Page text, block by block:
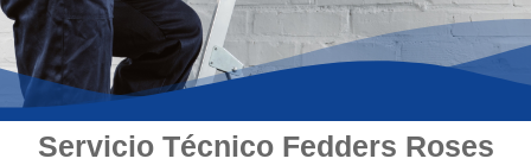
Servicio Técnico Fedders Roses